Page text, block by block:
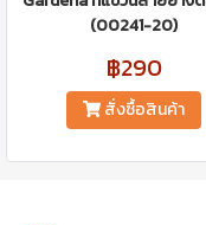
(00241-20)
฿290
สั่งซื้อสินค้า